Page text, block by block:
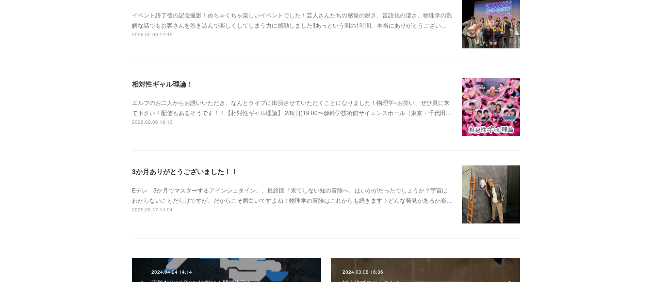
イベント終了後の記念撮影！めちゃくちゃ楽しいイベントでした！芸人さんたちの感覚の鋭さ、言語化の凄さ、物理学の難
解な話でもお客さんを巻き込んで楽しくしてしまう力に感動しました‼︎あっという間の1時間、本当にありがとうござい…
2026.02.09 14:45
相対性ギャル理論！
エルフのお二人からお誘いいただき、なんとライブに出演させていただくことになりました！物理学×お笑い、ぜひ見に来
て下さい！配信もあるそうです！！【相対性ギャル理論】 2/8(日)19:00〜@科学技術館サイエンスホール（東京・千代田…
2026.02.06 16:13
3か月ありがとうございました！！
Eテレ「3か月でマスターするアインシュタイン」、最終回「果てしない知の冒険へ」はいかがだったでしょうか？宇宙は
わからないことだらけですが、だからこそ面白いですよね！物理学の冒険はこれからも続きます！どんな発見があるか楽…
2025.09.17 14:04
2024.04.24 14:14 2024.03.08 16:36